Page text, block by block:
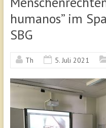
humanos” im
SBG
Th 5. Juli 2021